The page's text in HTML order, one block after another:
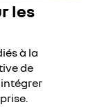
les
à la
de